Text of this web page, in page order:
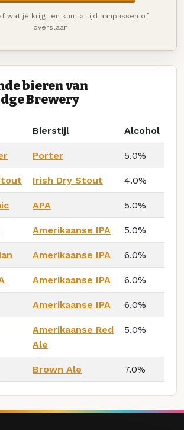
wat je krijgt en kunt altijd aanpassen of
overslaan.
bieren van
Brewery
Bierstijl Alcohol
Porter 5.0%
Irish Dry Stout 4.0%
APA 5.0%
Amerikaanse IPA 5.0%
Amerikaanse IPA 6.0%
Amerikaanse IPA 6.0%
Amerikaanse IPA 6.0%
Amerikaanse Red
Ale
5.0%
Brown Ale 7.0%